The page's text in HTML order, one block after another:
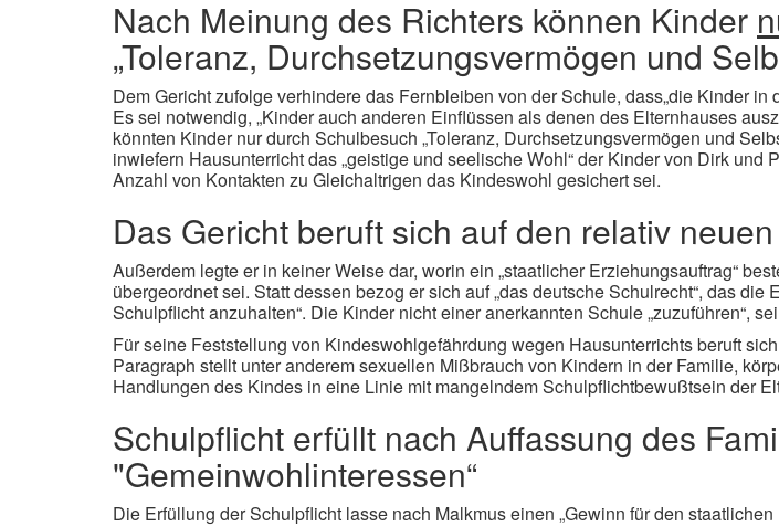
Nach Meinung des Richters können Kinder
„Toleranz, Durchsetzungsvermögen und
Dem Gericht zufolge verhindere das Fernbleiben von der Schule, dass„die Kinder
Es sei notwendig, „Kinder auch anderen Einflüssen als denen des Elternhauses
könnten Kinder nur durch Schulbesuch „Toleranz, Durchsetzungsvermögen und
inwiefern Hausunterricht das „geistige und seelische Wohl“ der Kinder von Dirk und
Anzahl von Kontakten zu Gleichaltrigen das Kindeswohl gesichert sei.
Das Gericht beruft sich auf den relativ
Außerdem legte er in keiner Weise dar, worin ein „staatlicher Erziehungsauftrag“
übergeordnet sei. Statt dessen bezog er sich auf „das deutsche Schulrecht“, das
Schulpflicht anzuhalten“. Die Kinder nicht einer anerkannten Schule „zuzuführen“,
Für seine Feststellung von Kindeswohlgefährdung wegen Hausunterrichts beruft
Paragraph stellt unter anderem sexuellen Mißbrauch von Kindern in der Familie,
Handlungen des Kindes in eine Linie mit mangelndem Schulpflichtbewußtsein der
Schulpflicht erfüllt nach Auffassung des
"Gemeinwohlinteressen“
Die Erfüllung der Schulpflicht lasse nach Malkmus einen „Gewinn für den